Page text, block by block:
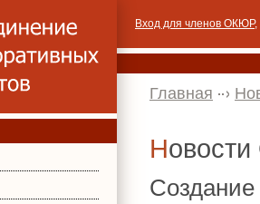
Вход для членов ОКЮР,
Главная